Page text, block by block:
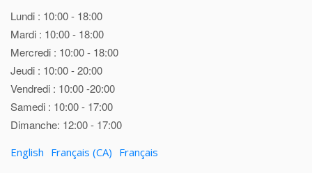
Lundi : 10:00 - 18:00
Mardi : 10:00 - 18:00
Mercredi : 10:00 - 18:00
Jeudi : 10:00 - 20:00
Vendredi : 10:00 -20:00
Samedi : 10:00 - 17:00
Dimanche: 12:00 - 17:00
English Français (CA) Français